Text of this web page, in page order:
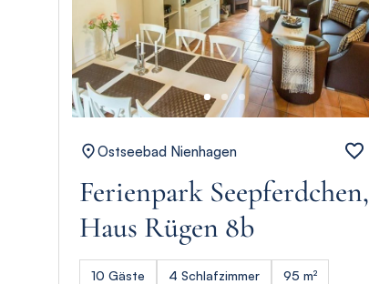
Ostseebad Nienhagen
Ferienpark Seepferdchen,
Haus Rügen 8b
10 Gäste 4 Schlafzimmer 95 m²